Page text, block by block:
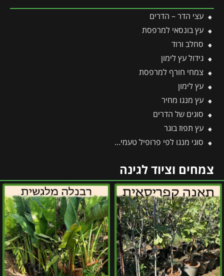
עצי הדר – הדרים
עץ בונסאי למרפסת
סחלב ורוד
גידול עץ לימון
צמחי חורף למרפסת
עץ לימון
עץ מנגו מחיר
סוגים של הדרים
עץ תפוז בוגר
סוגי מנגו לפי פרופיל טעמים מעבר למנגו הקלאסי
צמחים וציוד לגינה